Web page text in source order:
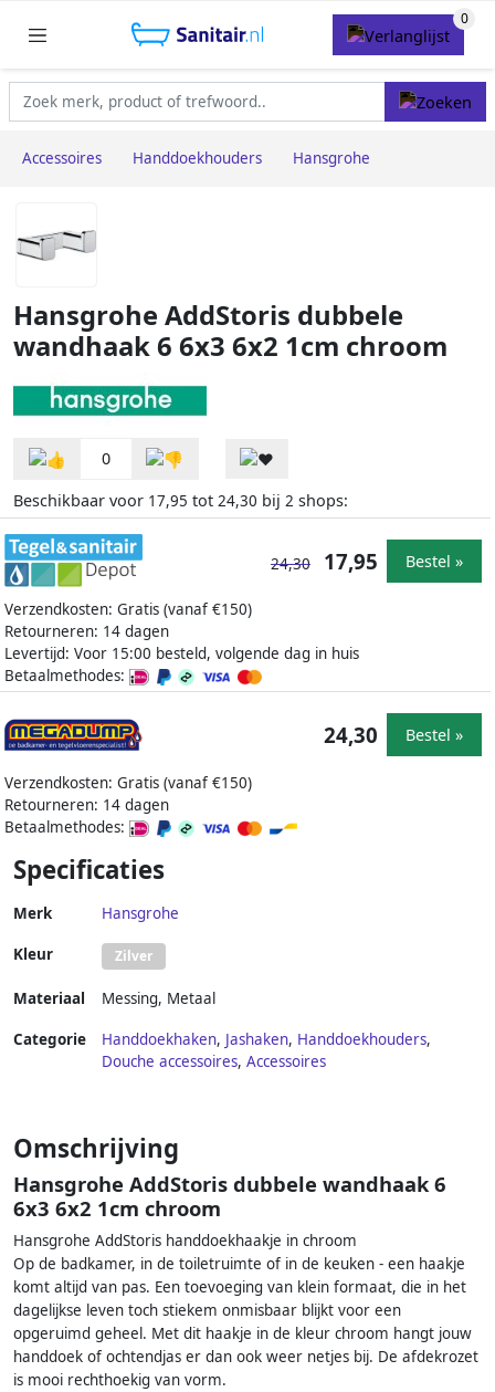
Accessoires Handdoekhouders Hansgrohe
Hansgrohe AddStoris dubbele
wandhaak 6 6x3 6x2 1cm chroom
0
Beschikbaar voor 17,95 tot 24,30 bij 2 shops:
Verzendkosten: Gratis (vanaf €150)
Retourneren: 14 dagen
Levertijd: Voor 15:00 besteld, volgende dag in huis
Betaalmethodes:
24,30 17,95 Bestel »
Verzendkosten: Gratis (vanaf €150)
Retourneren: 14 dagen
Betaalmethodes:
24,30 Bestel »
Specificaties
Merk Hansgrohe
Kleur Zilver
Materiaal Messing, Metaal
Categorie Handdoekhaken, Jashaken, Handdoekhouders,
Douche accessoires, Accessoires
Omschrijving
Hansgrohe AddStoris dubbele wandhaak 6
6x3 6x2 1cm chroom
Hansgrohe AddStoris handdoekhaakje in chroom
Op de badkamer, in de toiletruimte of in de keuken - een haakje
komt altijd van pas. Een toevoeging van klein formaat, die in het
dagelijkse leven toch stiekem onmisbaar blijkt voor een
opgeruimd geheel. Met dit haakje in de kleur chroom hangt jouw
handdoek of ochtendjas er dan ook weer netjes bij. De afdekrozet
is mooi rechthoekig van vorm.